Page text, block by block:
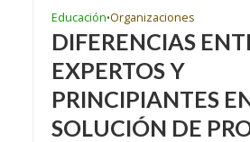
Educación•Organizaciones
DIFERENCIAS
EXPERTOS Y
PRINCIPIANTES
SOLUCIÓN DE